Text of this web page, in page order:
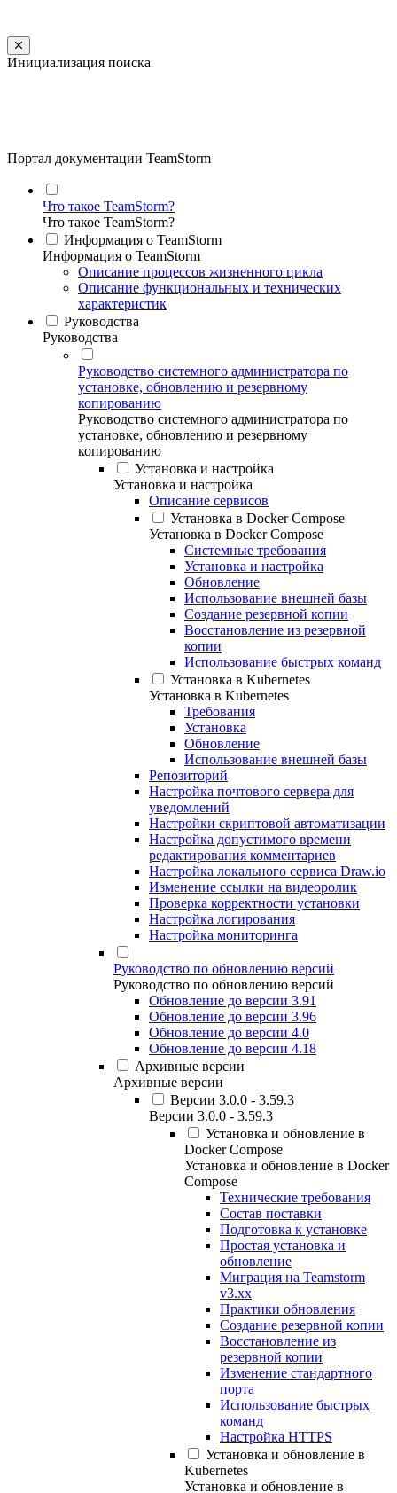
Инициализация поиска
Портал документации TeamStorm
Что такое TeamStorm?
Что такое TeamStorm?
Информация о TeamStorm
Информация о TeamStorm
Описание процессов жизненного цикла
Описание функциональных и технических
характеристик
Руководства
Руководства
Руководство системного администратора по
установке, обновлению и резервному
копированию
Руководство системного администратора по
установке, обновлению и резервному
копированию
Установка и настройка
Установка и настройка
Описание сервисов
Установка в Docker Compose
Установка в Docker Compose
Системные требования
Установка и настройка
Обновление
Использование внешней базы
Создание резервной копии
Восстановление из резервной
копии
Использование быстрых команд
Установка в Kubernetes
Установка в Kubernetes
Требования
Установка
Обновление
Использование внешней базы
Репозиторий
Настройка почтового сервера для
уведомлений
Настройки скриптовой автоматизации
Настройка допустимого времени
редактирования комментариев
Настройка локального сервиса Draw.io
Изменение ссылки на видеоролик
Проверка корректности установки
Настройка логирования
Настройка мониторинга
Руководство по обновлению версий
Руководство по обновлению версий
Обновление до версии 3.91
Обновление до версии 3.96
Обновление до версии 4.0
Обновление до версии 4.18
Архивные версии
Архивные версии
Версии 3.0.0 - 3.59.3
Версии 3.0.0 - 3.59.3
Установка и обновление в
Docker Compose
Установка и обновление в Docker
Compose
Технические требования
Состав поставки
Подготовка к установке
Простая установка и
обновление
Миграция на Teamstorm
v3.xx
Практики обновления
Создание резервной копии
Восстановление из
резервной копии
Изменение стандартного
порта
Использование быстрых
команд
Настройка HTTPS
Установка и обновление в
Kubernetes
Установка и обновление в